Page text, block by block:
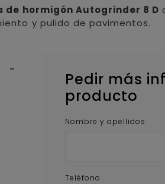
de hormigón Autogrinder 8 D
y pulido de pavimentos.
Pedir más
producto
Nombre y apellidos
Teléfono